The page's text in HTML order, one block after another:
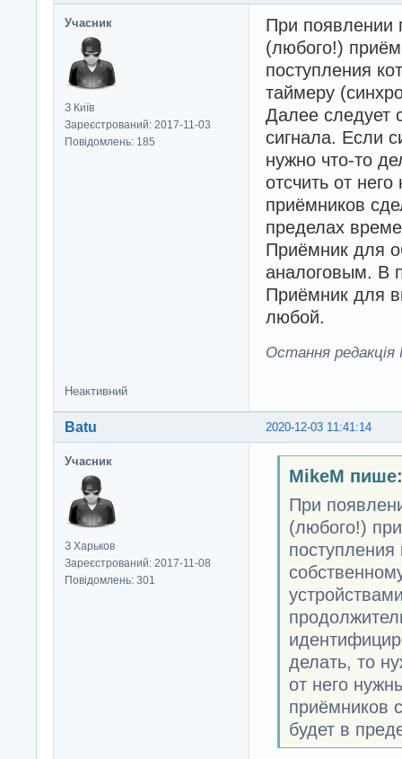
Учасник
З Київ
Зареєстрований: 2017-11-03
Повідомлень: 185
При появлении
(любого!)
поступления
таймеру
Далее следует
сигнала. Если
нужно что-то
отсчить от
приёмников
пределах
Приёмник для
аналоговым. В
Приёмник для
любой.
Остання редакція
Неактивний
2020-12-03 11:41:14
Batu
Учасник
З Харьков
Зареєстрований: 2017-11-08
Повідомлень: 301
MikeM пише:
При
(любого!)
поступления
делать, то
от него
приёмников
будет в